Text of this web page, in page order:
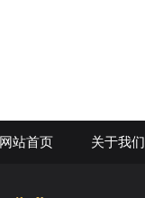
网站首页 关于我们